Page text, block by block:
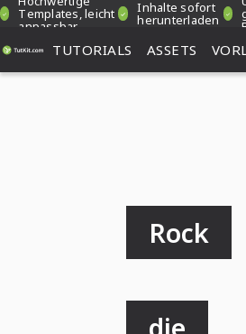
Templates, leicht
anpassbar
Inhalte sofort
herunterladen
TUTORIALS ASSETS
Rock